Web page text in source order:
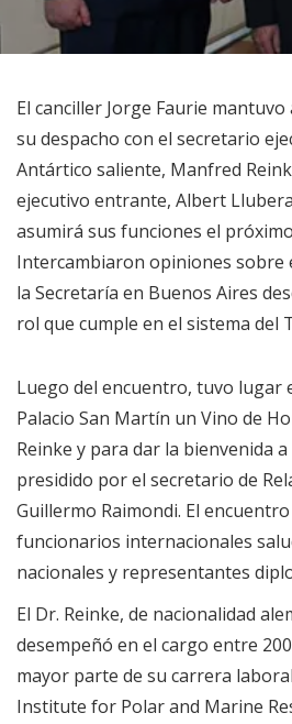
El canciller Jorge Faurie
su despacho con el secretario
Antártico saliente, Manfred
ejecutivo entrante, Albert
asumirá sus funciones el
Intercambiaron opiniones sobre
la Secretaría en Buenos Aires
rol que cumple en el sistema del
Luego del encuentro, tuvo lugar
Palacio San Martín un Vino de
Reinke y para dar la bienvenida
presidido por el secretario de
Guillermo Raimondi. El
funcionarios internacionales
nacionales y representantes
El Dr. Reinke, de nacionalidad
desempeñó en el cargo entre
mayor parte de su carrera
Institute for Polar and Marine